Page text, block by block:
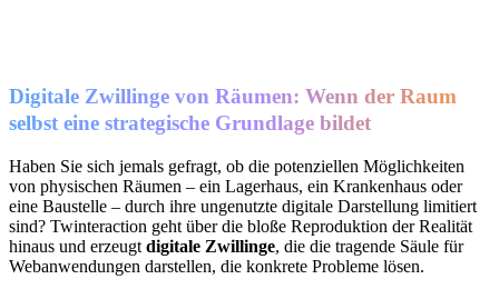
Digitale Zwillinge von Räumen: Wenn der Raum
selbst eine strategische Grundlage bildet
Haben Sie sich jemals gefragt, ob die potenziellen Möglichkeiten
von physischen Räumen – ein Lagerhaus, ein Krankenhaus oder
eine Baustelle – durch ihre ungenutzte digitale Darstellung limitiert
sind? Twinteraction geht über die bloße Reproduktion der Realität
hinaus und erzeugt digitale Zwillinge, die die tragende Säule für
Webanwendungen darstellen, die konkrete Probleme lösen.